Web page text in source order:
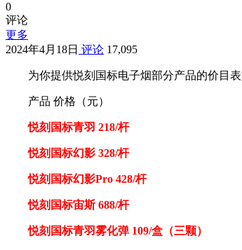
0
评论
更多
2024年4月18日 评论 17,095
为你提供悦刻国标电子烟部分产品的价目表
产品 价格（元）
悦刻国标青羽 218/杆
悦刻国标幻影 328/杆
悦刻国标幻影Pro 428/杆
悦刻国标宙斯 688/杆
悦刻国标青羽雾化弹 109/盒（三颗）